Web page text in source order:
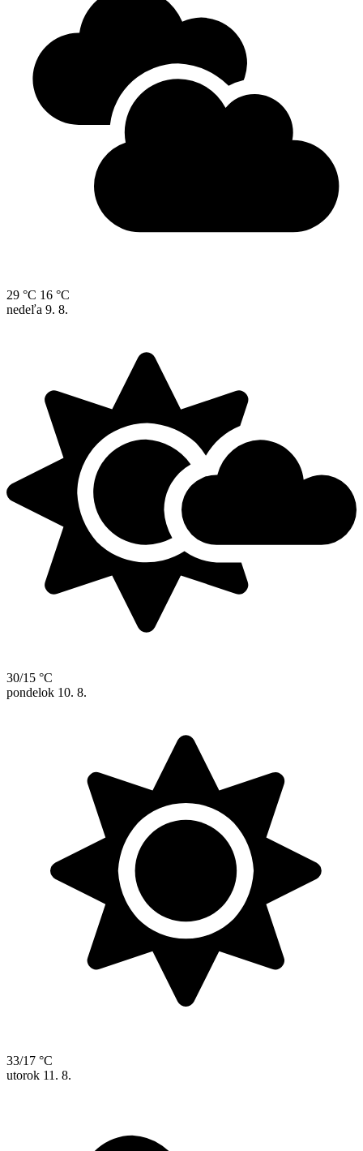
29 °C 16 °C
nedeľa 9. 8.
30/15 °C
pondelok 10. 8.
33/17 °C
utorok 11. 8.